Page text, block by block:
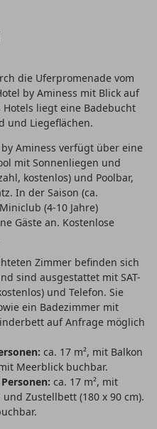
die Uferpromenade vom
by Aminess mit Blick auf
liegt eine Badebucht
und Liegeflächen.
Aminess verfügt über eine
mit Sonnenliegen und
kostenlos) und Poolbar,
In der Saison (ca.
(4-10 Jahre)
Gäste an. Kostenlose
Zimmer befinden sich
sind ausgestattet mit SAT-
und Telefon. Sie
ein Badezimmer mit
auf Anfrage möglich
ca. 17 m², mit Balkon
Meerblick buchbar.
ca. 17 m², mit
Zustellbett (180 x 90 cm).